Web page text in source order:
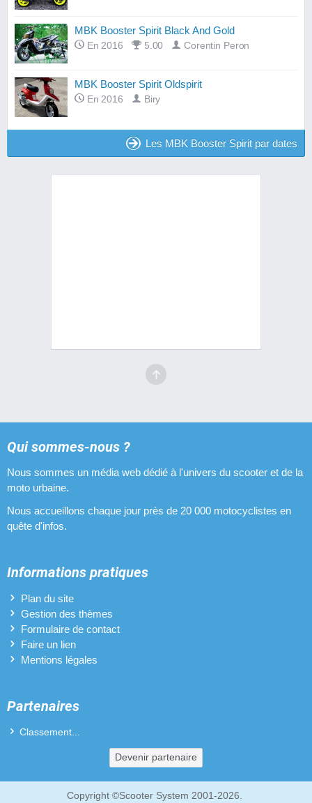
MBK Booster Spirit Black And Gold
En 2016 5.00 Corentin Peron
MBK Booster Spirit Oldspirit
En 2016 Biry
Les MBK Booster Spirit par dates
Qui sommes-nous ?
Nous sommes un média web dédié à l'univers du scooter et de la
moto urbaine.
Nous accueillons chaque jour près de 20 000 motocyclistes en
quête d'infos.
Informations pratiques
Plan du site
Gestion des thèmes
Formulaire de contact
Faire un lien
Mentions légales
Partenaires
Classement...
Devenir partenaire
Copyright ©Scooter System 2001-2026.